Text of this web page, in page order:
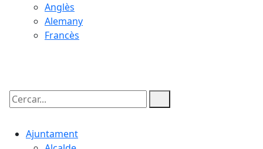
Anglès
Alemany
Francès
Cercar:
Ajuntament